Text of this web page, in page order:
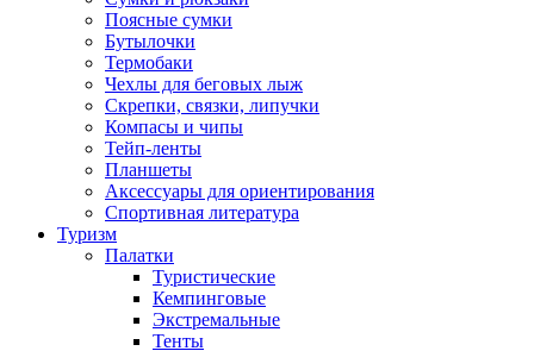
Поясные сумки
Бутылочки
Термобаки
Чехлы для беговых лыж
Скрепки, связки, липучки
Компасы и чипы
Тейп-ленты
Планшеты
Аксессуары для ориентирования
Спортивная литература
Туризм
Палатки
Туристические
Кемпинговые
Экстремальные
Тенты